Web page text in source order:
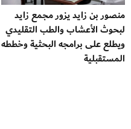
منصور بن زايد يزور مجمع زايد
لبحوث الأعشاب والطب التقليدي
ويطلع على برامجه البحثية وخططه
المستقبلية